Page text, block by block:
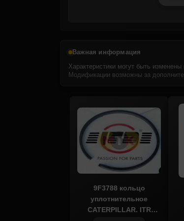
Важная информация
Характеристики могут быть
Модификации возможны за
9F3788 кольцо
уплотнительное
CATERPILLAR, ITR